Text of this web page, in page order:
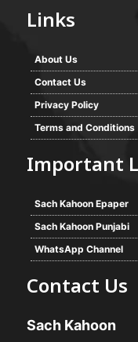
Links
About Us
Contact Us
Privacy Policy
Terms and Conditions
Important
Sach Kahoon Epaper
Sach Kahoon Punjabi
WhatsApp Channel
Contact Us
Sach Kahoon